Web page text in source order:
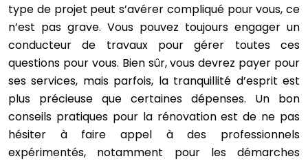
type de projet peut s’avérer compliqué pour vous, ce
n’est pas grave. Vous pouvez toujours engager un
conducteur de travaux pour gérer toutes ces
questions pour vous. Bien sûr, vous devrez payer pour
ses services, mais parfois, la tranquillité d’esprit est
plus précieuse que certaines dépenses. Un bon
conseils pratiques pour la rénovation est de ne pas
hésiter à faire appel à des professionnels
expérimentés, notamment pour les démarches